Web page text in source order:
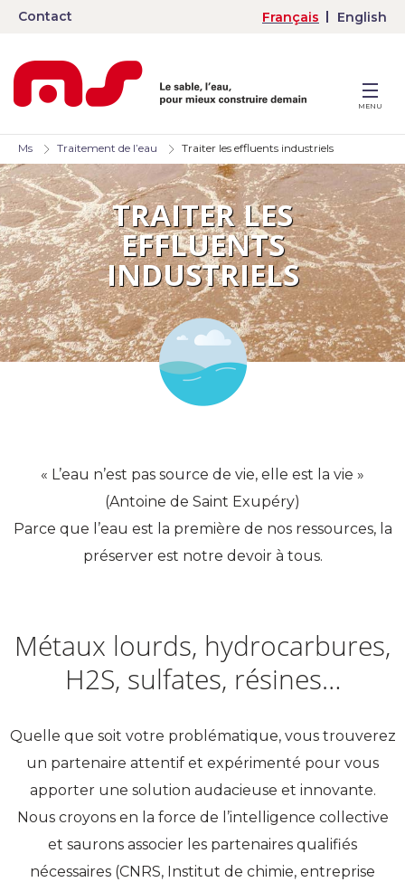
Contact Français English
MENU
Ms Traitement de l’eau Traiter les effluents industriels
TRAITER LES
EFFLUENTS
INDUSTRIELS
« L’eau n’est pas source de vie, elle est la vie »
(Antoine de Saint Exupéry)
Parce que l’eau est la première de nos ressources, la
préserver est notre devoir à tous.
Métaux lourds, hydrocarbures,
H2S, sulfates, résines…
Quelle que soit votre problématique, vous trouverez
un partenaire attentif et expérimenté pour vous
apporter une solution audacieuse et innovante.
Nous croyons en la force de l’intelligence collective
et saurons associer les partenaires qualifiés
nécessaires (CNRS, Institut de chimie, entreprise